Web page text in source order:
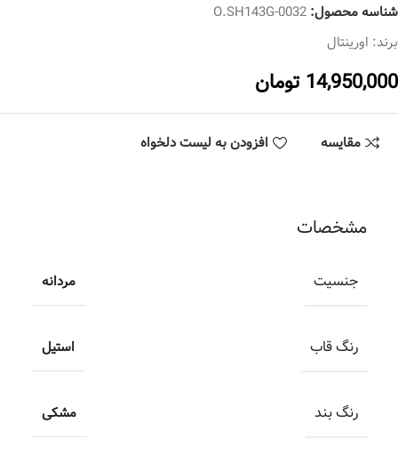
شناسه محصول:O.SH143G-0032
برند: اورینتال
14,950,000 تومان
مقایسه افزودن به لیست دلخواه
مشخصات
جنسیت مردانه
رنگ قاب استیل
رنگ بند مشکی